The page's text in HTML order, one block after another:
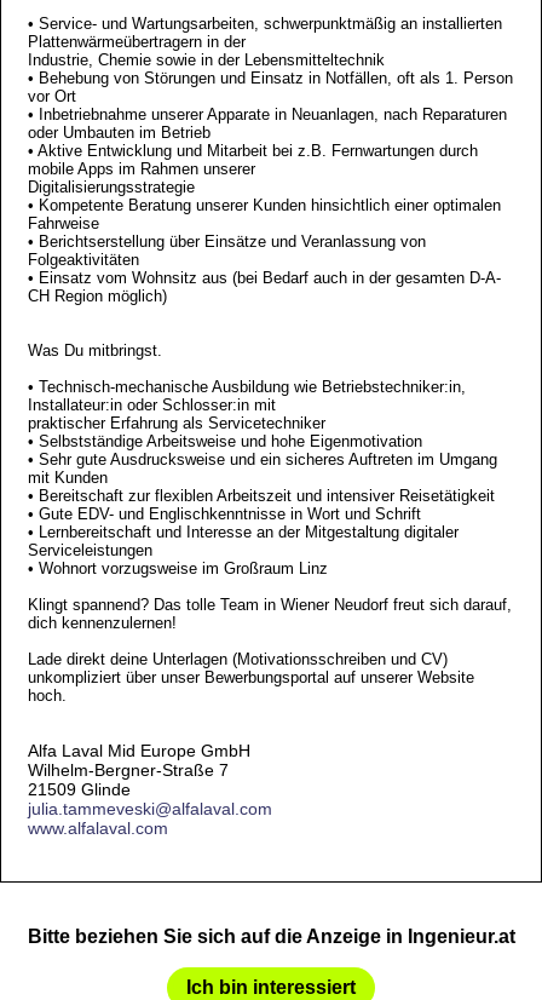
• Service- und Wartungsarbeiten, schwerpunktmäßig an installierten
Plattenwärmeübertragern in der
Industrie, Chemie sowie in der Lebensmitteltechnik
• Behebung von Störungen und Einsatz in Notfällen, oft als 1. Person
vor Ort
• Inbetriebnahme unserer Apparate in Neuanlagen, nach Reparaturen
oder Umbauten im Betrieb
• Aktive Entwicklung und Mitarbeit bei z.B. Fernwartungen durch
mobile Apps im Rahmen unserer
Digitalisierungsstrategie
• Kompetente Beratung unserer Kunden hinsichtlich einer optimalen
Fahrweise
• Berichtserstellung über Einsätze und Veranlassung von
Folgeaktivitäten
• Einsatz vom Wohnsitz aus (bei Bedarf auch in der gesamten D-A-
CH Region möglich)
Was Du mitbringst.
• Technisch-mechanische Ausbildung wie Betriebstechniker:in,
Installateur:in oder Schlosser:in mit
praktischer Erfahrung als Servicetechniker
• Selbstständige Arbeitsweise und hohe Eigenmotivation
• Sehr gute Ausdrucksweise und ein sicheres Auftreten im Umgang
mit Kunden
• Bereitschaft zur flexiblen Arbeitszeit und intensiver Reisetätigkeit
• Gute EDV- und Englischkenntnisse in Wort und Schrift
• Lernbereitschaft und Interesse an der Mitgestaltung digitaler
Serviceleistungen
• Wohnort vorzugsweise im Großraum Linz
Klingt spannend? Das tolle Team in Wiener Neudorf freut sich darauf,
dich kennenzulernen!
Lade direkt deine Unterlagen (Motivationsschreiben und CV)
unkompliziert über unser Bewerbungsportal auf unserer Website
hoch.
Alfa Laval Mid Europe GmbH
Wilhelm-Bergner-Straße 7
21509 Glinde
julia.tammeveski@alfalaval.com
www.alfalaval.com
Bitte beziehen Sie sich auf die Anzeige in Ingenieur.at
Ich bin interessiert